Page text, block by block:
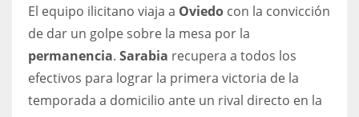
El equipo ilicitano viaja a Oviedo con la convicción
de dar un golpe sobre la mesa por la
permanencia. Sarabia recupera a todos los
efectivos para lograr la primera victoria de la
temporada a domicilio ante un rival directo en la